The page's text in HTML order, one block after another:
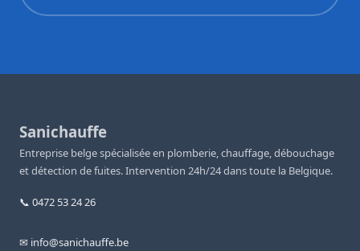
Sanichauffe
Entreprise belge spécialisée en plomberie, chauffage, débouchage
et détection de fuites. Intervention 24h/24 dans toute la Belgique.
📞 0472 53 24 26
✉ info@sanichauffe.be